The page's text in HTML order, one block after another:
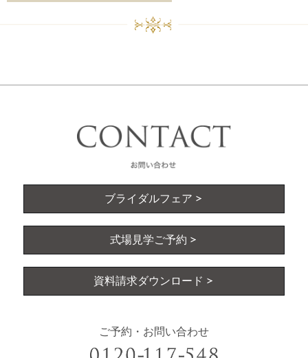
ブライダルフェア
式場見学ご予約
資料請求ダウンロード
ご予約・お問い合わせ